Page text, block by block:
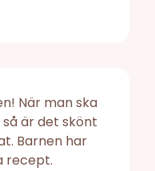
När man ska
är det skönt
Barnen har
recept.